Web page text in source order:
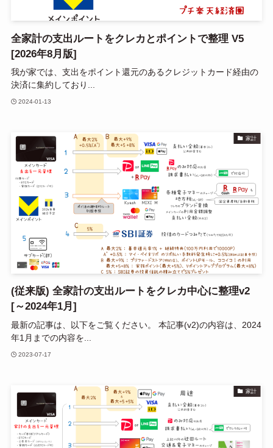
全家計の支出ルートをクレカとポイントで整理 V5
[2026年8月版]
我が家では、支出をポイント還元のあるクレジットカード経由の
決済に集約しており...
2024-01-13
家計
(従来版) 全家計の支出ルートをクレカ中心に整理v2
[～2024年1月]
最新の記事は、以下をご覧ください。 本記事(v2)の内容は、2024
年1月までの内容を...
2023-07-17
家計